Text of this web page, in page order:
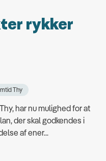
rykker
Thy
har nu mulighed for at
der skal godkendes i
af ener...